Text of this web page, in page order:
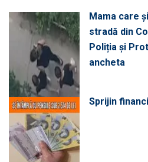
Mama care
stradă din
Poliția și
ancheta
Sprijin